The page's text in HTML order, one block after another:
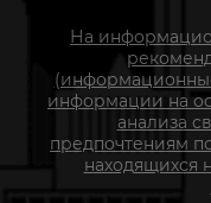
На
информации на
анализа
предпочтениям
находящихся